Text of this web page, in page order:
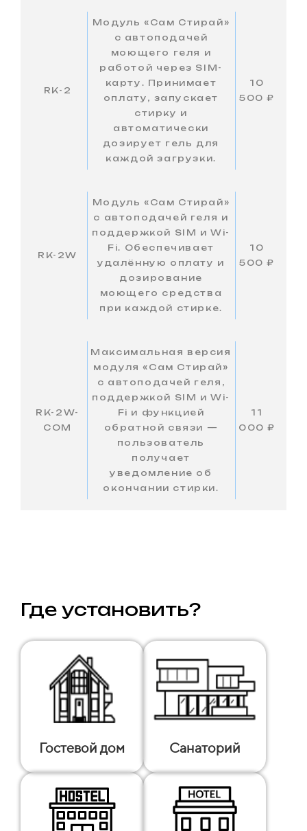
RK-2
Модуль «Сам Стирай»
с автоподачей
моющего геля и
работой через SIM-
карту. Принимает
оплату, запускает
стирку и
автоматически
дозирует гель для
каждой загрузки.
10
500 ₽
RK-2W
Модуль «Сам Стирай»
с автоподачей геля и
поддержкой SIM и Wi-
Fi. Обеспечивает
удалённую оплату и
дозирование
моющего средства
при каждой стирке.
10
500 ₽
RK-2W-
COM
Максимальная версия
модуля «Сам Стирай»
с автоподачей геля,
поддержкой SIM и Wi-
Fi и функцией
обратной связи —
пользователь
получает
уведомление об
окончании стирки.
11
000 ₽
Где установить?
Гостевой дом Санаторий